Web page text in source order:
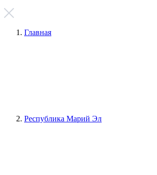
Главная
Республика Марий Эл